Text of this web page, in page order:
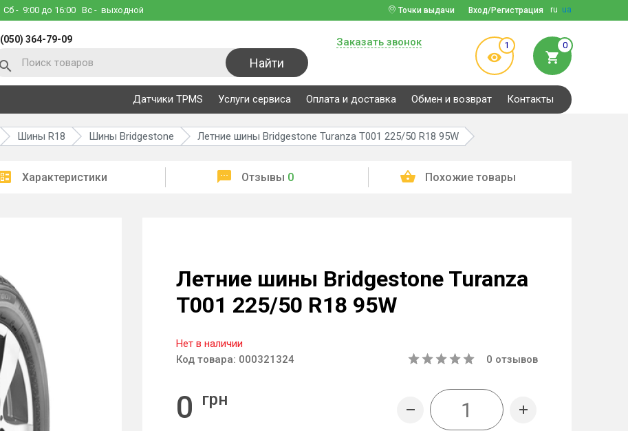
Сб - 9:00 до 16:00 Вс - выходной ru ua
Вход/Регистрация
Точки выдачи
(050) 364-79-09
Найти
Заказать звонок 1 0
Датчики TPMS Услуги сервиса Оплата и доставка Обмен и возврат Контакты
Шины R18 Шины Bridgestone Летние шины Bridgestone Turanza T001 225/50 R18 95W
Характеристики Отзывы 0 Похожие товары
Летние шины Bridgestone Turanza
T001 225/50 R18 95W
Нет в наличии
Код товара: 000321324 0 отзывов
0 грн